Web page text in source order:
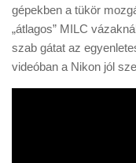
gépekben a tükör
„átlagos” MILC
szab gátat az
videóban a Nikon jól